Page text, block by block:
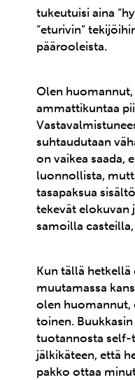
tukeutuisi aina
“eturivin”
päärooleista.
Olen
ammattikuntaa
suhtaudutaan
on vaikea saada,
luonnollista,
tasapaksua
tekevät elokuvan
samoilla
Kun tällä hetkellä
muutamassa
olen huomannut,
toinen.
tuotannosta self-
jälkikäteen, että
pakko ottaa